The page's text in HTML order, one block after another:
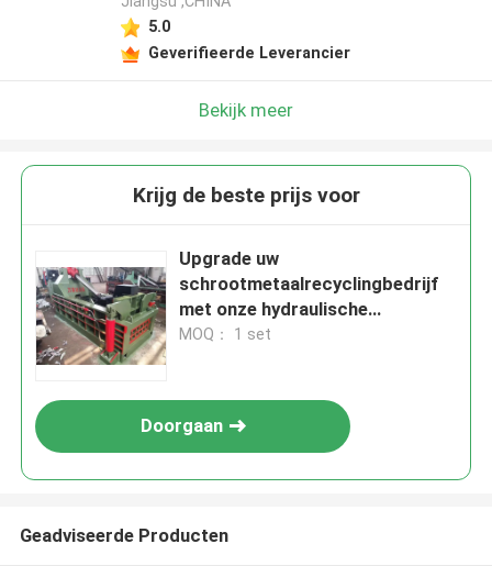
5.0
Geverifieerde Leverancier
Bekijk meer
Krijg de beste prijs voor
Upgrade uw
schrootmetaalrecyclingbedrijf
met onze hydraulische
metaalpersmachine
MOQ： 1 set
Doorgaan
Geadviseerde Producten